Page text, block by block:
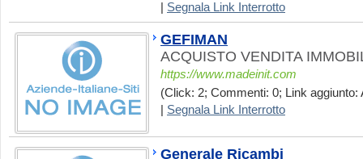
Segnala Link Interrotto
GEFIMAN
ACQUISTO VENDITA
https://www.madeinit.com
(Click: 2; Commenti: 0; Link aggiunto:
Segnala Link Interrotto
Generale Ricambi